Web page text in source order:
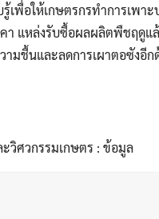
เพื่อให้เกษตรกรทำการเพา
า แหล่งรับซื้อผลผลิตพืชฤดูแ
มชื้นและลดการเผาตอซังอีก
วิศวกรรมเกษตร : ข้อมูล